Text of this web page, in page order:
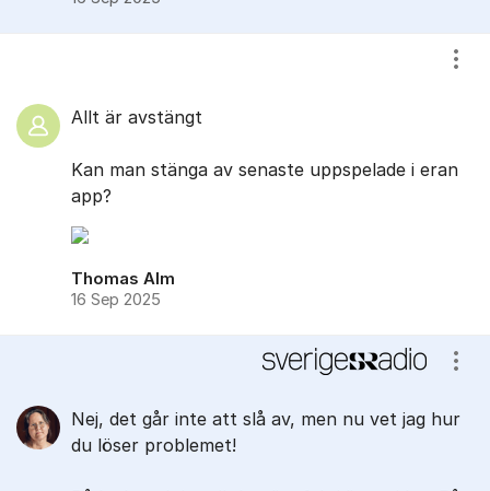
Allt är avstängt
Kan man stänga av senaste uppspelade i eran
app?
Thomas Alm
16 Sep 2025
Nej, det går inte att slå av, men nu vet jag hur
du löser problemet!